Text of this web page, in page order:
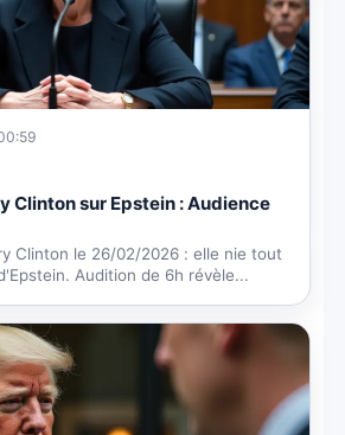
Clinton sur Epstein : Audience
Clinton le 26/02/2026 : elle nie tout
Audition de 6h révèle...